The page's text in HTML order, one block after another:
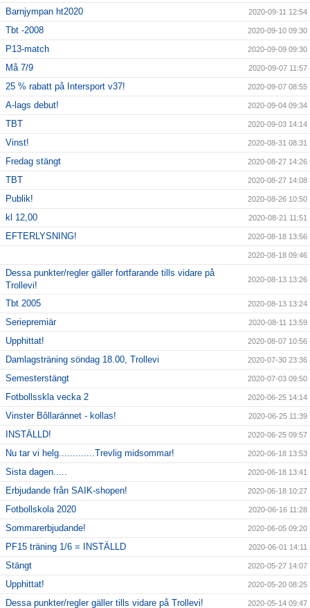
Barnjympan ht2020 2020-09-11 12:54
Tbt -2008 2020-09-10 09:30
P13-match 2020-09-09 09:30
Må 7/9 2020-09-07 11:57
25 % rabatt på Intersport v37! 2020-09-07 08:55
A-lags debut! 2020-09-04 09:34
TBT 2020-09-03 14:14
Vinst! 2020-08-31 08:31
Fredag stängt 2020-08-27 14:26
TBT 2020-08-27 14:08
Publik! 2020-08-26 10:50
kl 12,00 2020-08-21 11:51
EFTERLYSNING! 2020-08-18 13:56
2020-08-18 09:46
Dessa punkter/regler gäller fortfarande tills vidare på
Trollevi!
2020-08-13 13:26
Tbt 2005 2020-08-13 13:24
Seriepremiär 2020-08-11 13:59
Upphittat! 2020-08-07 10:56
Damlagsträning söndag 18.00, Trollevi 2020-07-30 23:36
Semesterstängt 2020-07-03 09:50
Fotbollsskla vecka 2 2020-06-25 14:14
Vinster Bôllarännet - kollas! 2020-06-25 11:39
INSTÄLLD! 2020-06-25 09:57
Nu tar vi helg.............Trevlig midsommar! 2020-06-18 13:53
Sista dagen..... 2020-06-18 13:41
Erbjudande från SAIK-shopen! 2020-06-18 10:27
Fotbollskola 2020 2020-06-16 11:28
Sommarerbjudande! 2020-06-05 09:20
PF15 träning 1/6 = INSTÄLLD 2020-06-01 14:11
Stängt 2020-05-27 14:07
Upphittat! 2020-05-20 08:25
Dessa punkter/regler gäller tills vidare på Trollevi! 2020-05-14 09:47